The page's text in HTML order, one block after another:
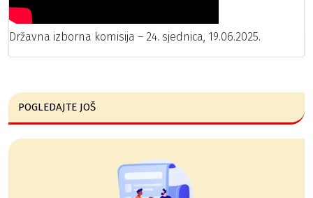
Državna izborna komisija – 24. sjednica, 19.06.2025.
POGLEDAJTE JOŠ